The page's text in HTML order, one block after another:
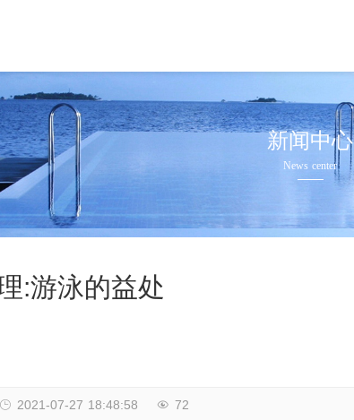
新闻中心
News center
:游泳的益处
2021-07-27 18:48:58 72